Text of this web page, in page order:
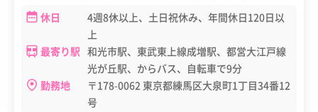
休日
4週8休以上、土日祝休み、年間休日120日以
上
最寄り駅 和光市駅、東武東上線成増駅、都営大江戸線
光が丘駅、からバス、自転車で9分
勤務地
〒178-0062 東京都練馬区大泉町1丁目34番12
号